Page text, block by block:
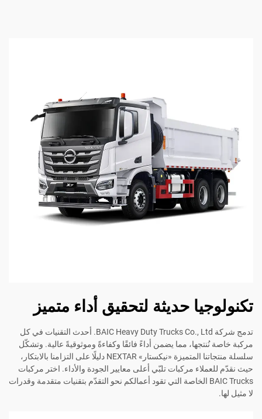
تكنولوجيا حديثة لتحقيق أداء متميز
تدمج شركة BAIC Heavy Duty Trucks Co., Ltd. أحدث التقنيات في كل
مركبة خاصة نُنتجها، مما يضمن أداءً فائقًا وكفاءةً وموثوقيةً عالية. وتشكّل
سلسلة منتجاتنا المتميزة «نيكستار» NEXTAR دليلًا على التزامنا بالابتكار،
حيث نقدّم للعملاء مركبات تلبّي أعلى معايير الجودة والأداء. اختر مركبات
BAIC Trucks الخاصة التي تقود أعمالكم نحو التقدّم بتقنيات متقدمة وقدرات
لا مثيل لها.